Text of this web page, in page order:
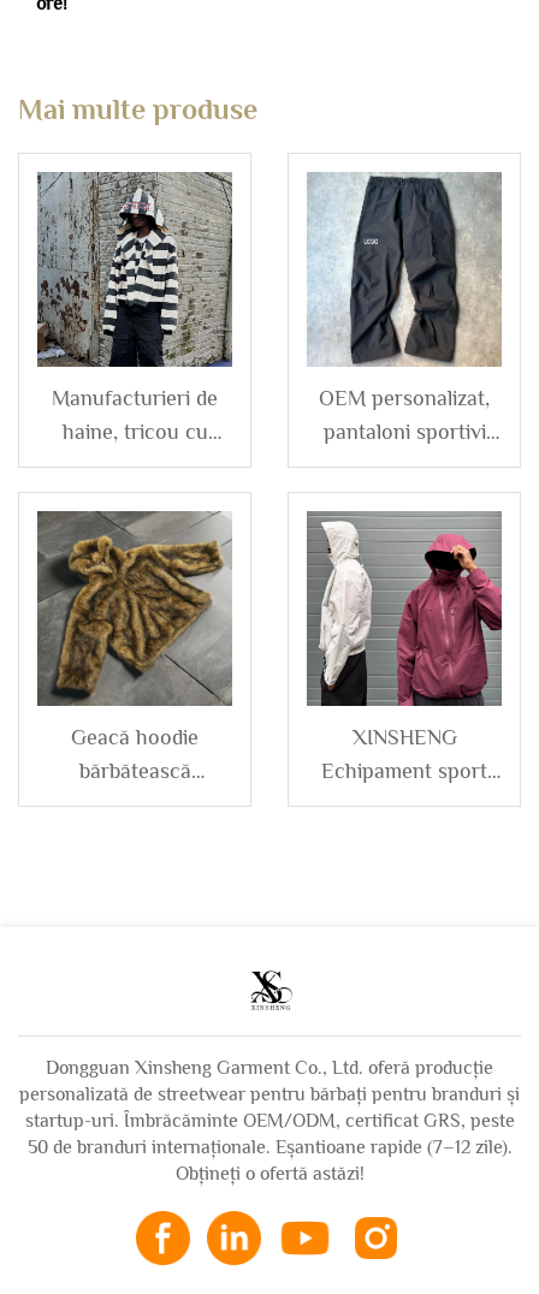
Mai multe produse
Manufacturieri de
haine, tricou cu
glugă scurt, din
bumbac 100%, dublu
strat, cu dungi pe
glugă, cu fermoar,
pentru bărbați,
personalizabil cu
logo
OEM personalizat,
pantaloni sportivi
negri, largi, oversize,
cu fermoar, baza
deschisă, din nailon
poliester, pentru
bărbați
Geacă hoodie
bărbătească
personalizată, înaltă
unisex
XINSHENG
Echipament sport
personalizat
Dongguan Xinsheng Garment Co., Ltd. oferă producție
personalizată de streetwear pentru bărbați pentru branduri și
startup-uri. Îmbrăcăminte OEM/ODM, certificat GRS, peste
50 de branduri internaționale. Eșantioane rapide (7–12 zile).
Obțineți o ofertă astăzi!